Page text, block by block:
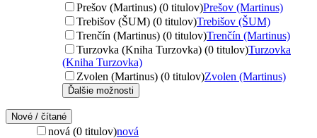
Prešov (Martinus) (0 titulov)Prešov (Martinus)
Trebišov (ŠUM) (0 titulov)Trebišov (ŠUM)
Trenčín (Martinus) (0 titulov)Trenčín (Martinus)
Turzovka (Kniha Turzovka) (0 titulov)Turzovka
(Kniha Turzovka)
Zvolen (Martinus) (0 titulov)Zvolen (Martinus)
Ďalšie možnosti
Nové / čítané
nová (0 titulov)nová